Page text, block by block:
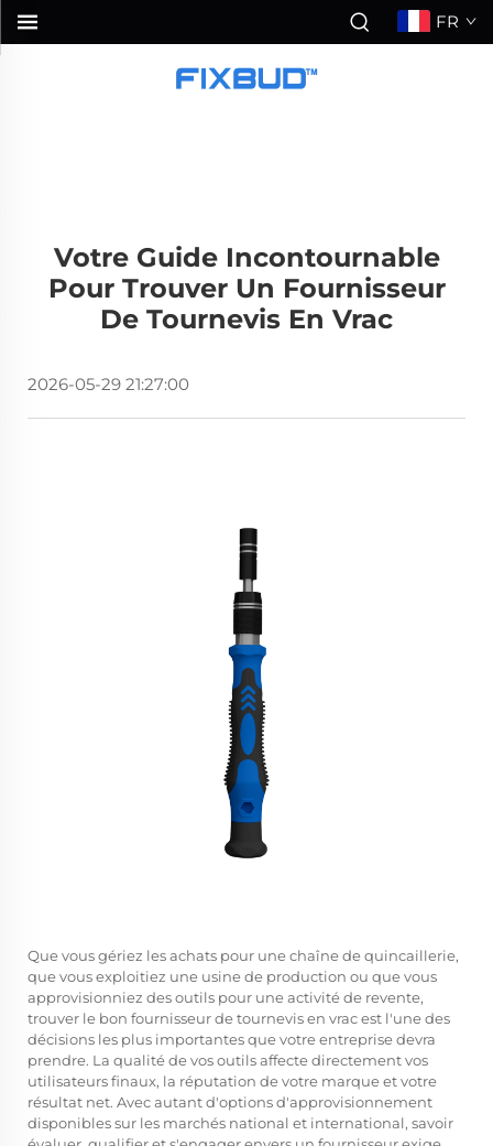
FR
Votre Guide Incontournable
Pour Trouver Un Fournisseur
De Tournevis En Vrac
2026-05-29 21:27:00
Que vous gériez les achats pour une chaîne de quincaillerie,
que vous exploitiez une usine de production ou que vous
approvisionniez des outils pour une activité de revente,
trouver le bon fournisseur de tournevis en vracest l'une des
décisions les plus importantes que votre entreprise devra
prendre. La qualité de vos outils affecte directement vos
utilisateurs finaux, la réputation de votre marque et votre
résultat net. Avec autant d'options d'approvisionnement
disponibles sur les marchés national et international, savoir